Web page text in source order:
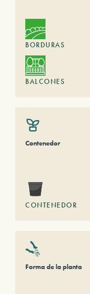
BORDURAS
BALCONES
Contenedor
CONTENEDOR
Forma de la planta